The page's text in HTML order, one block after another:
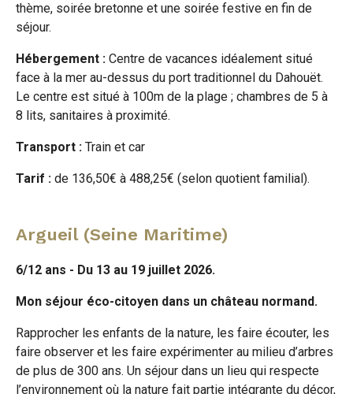
thème, soirée bretonne et une soirée festive en fin de
séjour.
Hébergement : Centre de vacances idéalement situé
face à la mer au-dessus du port traditionnel du Dahouët.
Le centre est situé à 100m de la plage ; chambres de 5 à
8 lits, sanitaires à proximité.
Transport : Train et car
Tarif : de 136,50€ à 488,25€ (selon quotient familial).
Argueil (Seine Maritime)
6/12 ans - Du 13 au 19 juillet 2026.
Mon séjour éco-citoyen dans un château normand.
Rapprocher les enfants de la nature, les faire écouter, les
faire observer et les faire expérimenter au milieu d’arbres
de plus de 300 ans. Un séjour dans un lieu qui respecte
l’environnement où la nature fait partie intégrante du décor,